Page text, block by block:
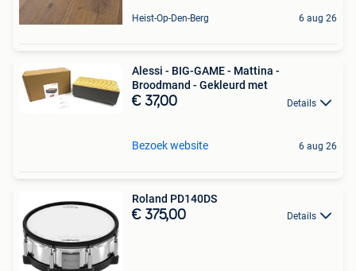
Heist-Op-Den-Berg 6 aug 26
Alessi - BIG-GAME - Mattina -
Broodmand - Gekleurd met
€ 37,00 Details
Bezoek website 6 aug 26
Roland PD140DS
€ 375,00 Details